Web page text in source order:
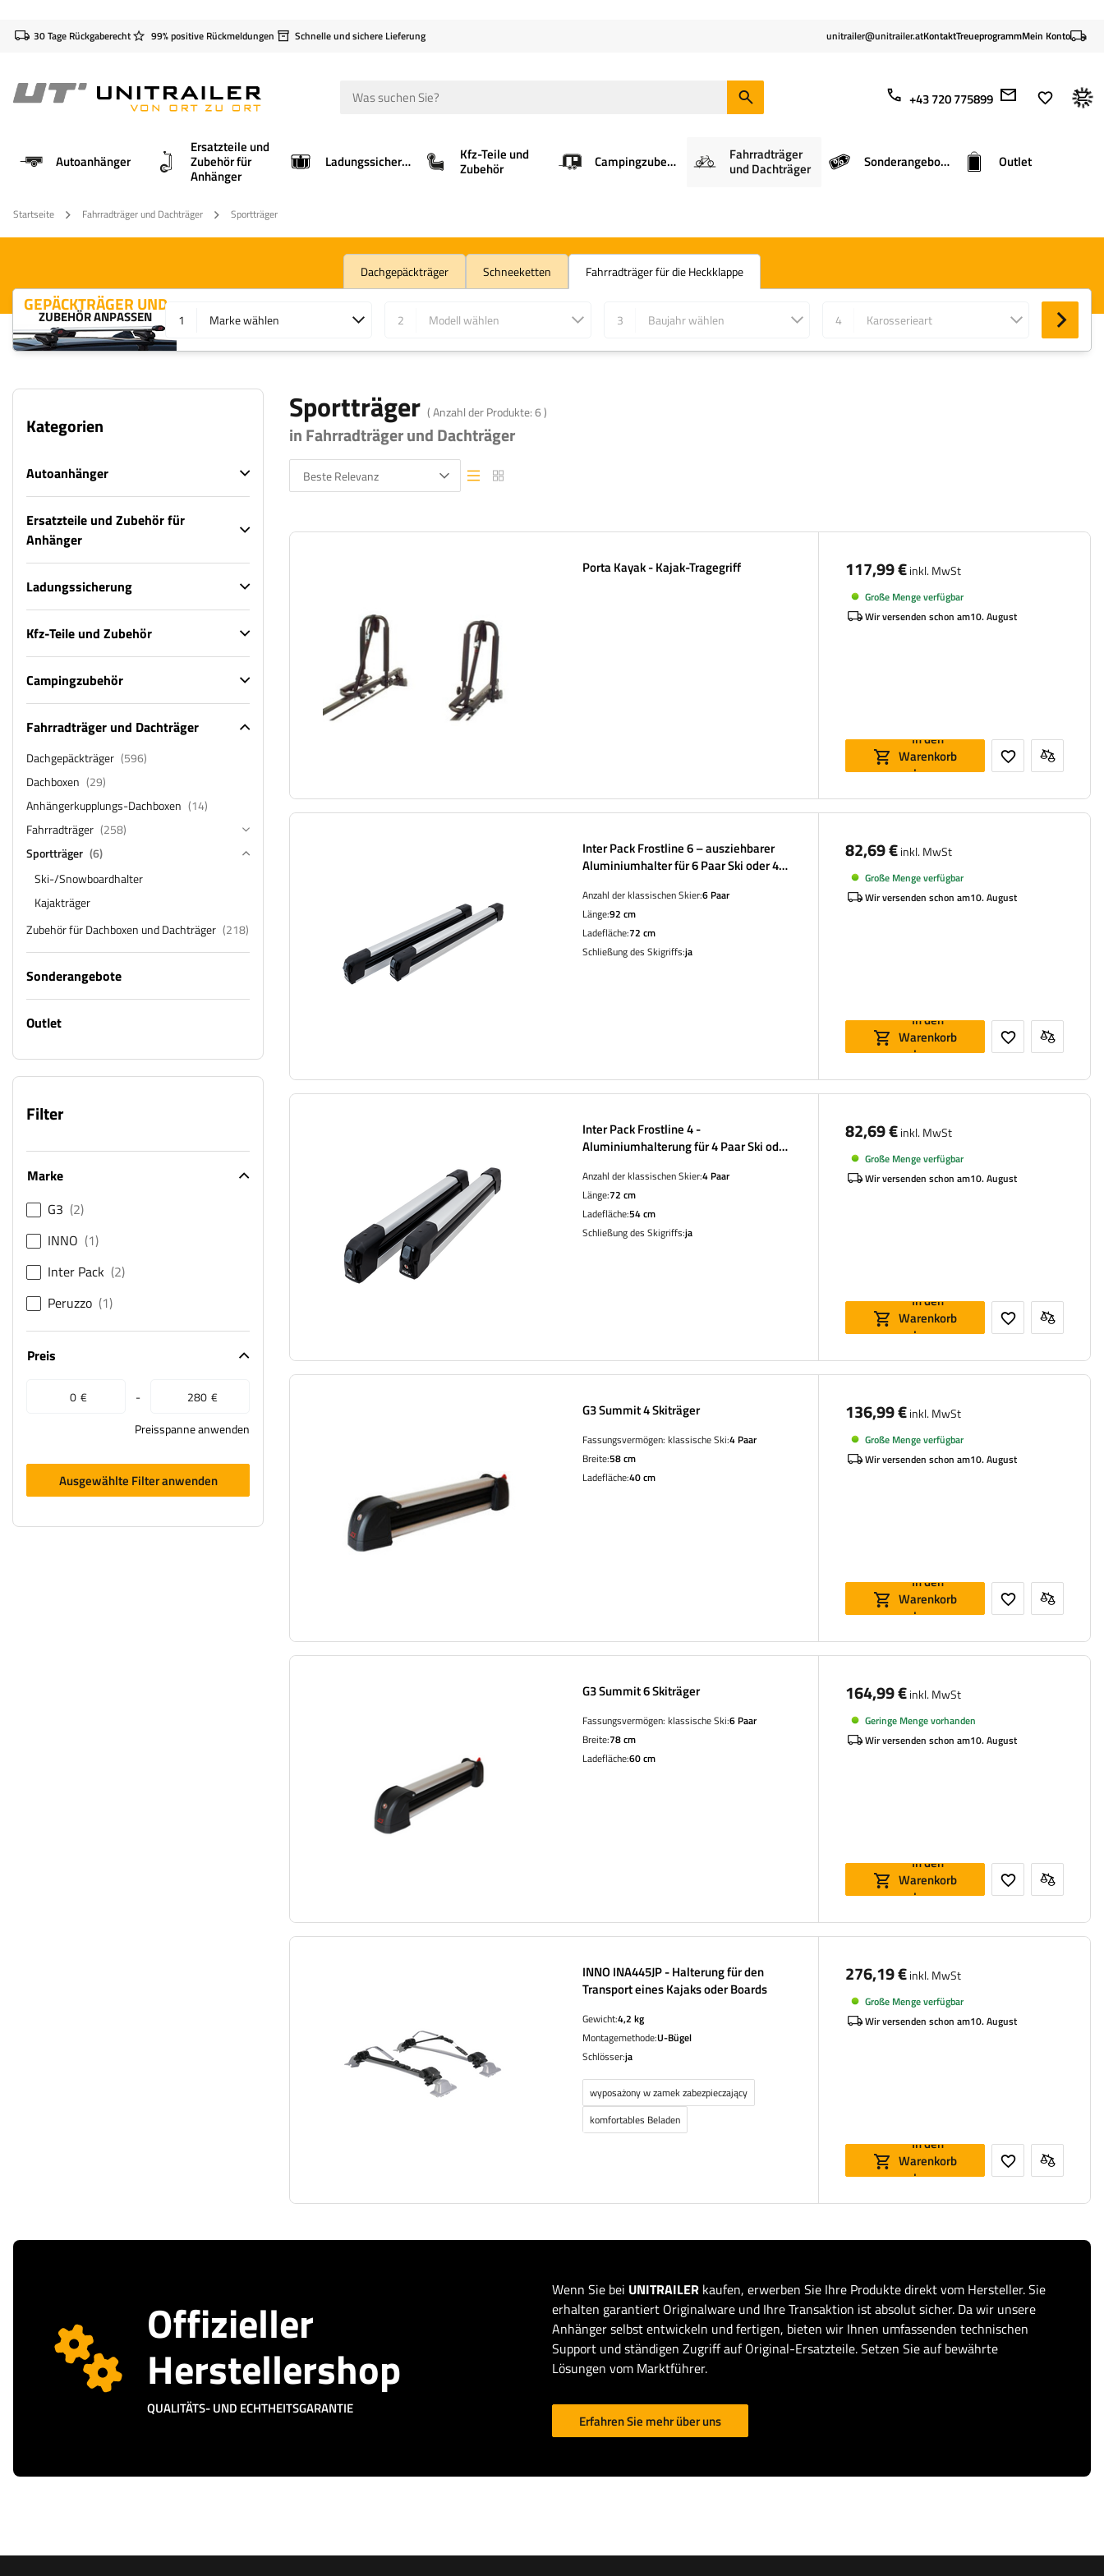
30 Tage Rückgaberecht 99% positive Rückmeldungen Schnelle und sichere Lieferung unitrailer@unitrailer.atKontaktTreueprogrammMein Konto
+43 720 775899
Autoanhänger
Ersatzteile und
Zubehör für
Anhänger
Ladungssicherung Kfz-Teile und
Zubehör Campingzubehör Fahrradträger
und Dachträger Sonderangebote Outlet
Startseite Fahrradträger und Dachträger Sportträger
Dachgepäckträger Schneeketten Fahrradträger für die Heckklappe
GEPÄCKTRÄGER UND
ZUBEHÖR ANPASSEN 1 Marke wählen 2 Modell wählen 3 Baujahr wählen 4 Karosserieart
Kategorien
Autoanhänger
Ersatzteile und Zubehör für
Anhänger
Ladungssicherung
Kfz-Teile und Zubehör
Campingzubehör
Fahrradträger und Dachträger
Dachgepäckträger (596)
Dachboxen (29)
Anhängerkupplungs-Dachboxen (14)
Fahrradträger (258)
Sportträger (6)
Ski-/Snowboardhalter
Kajakträger
Zubehör für Dachboxen und Dachträger (218)
Sonderangebote
Outlet
Filter
Marke
G3 2
INNO
1
Inter Pack 2
Peruzzo 1
Preis
€ -
€
Preisspanne anwenden
Ausgewählte Filter anwenden
Sportträger ( Anzahl der Produkte:6)
in Fahrradträger und Dachträger
Beste Relevanz Listenansicht
Listenansicht
Porta Kayak - Kajak-Tragegriff 117,99 €inkl. MwSt
Große Menge verfügbar
Wir versenden schon am10. August
In den
Warenkorb
legen
Inter Pack Frostline 6 – ausziehbarer
Aluminiumhalter für 6 Paar Ski oder 4
Anzahl der klassischen Skier:6 Paar
Länge:92 cm
Ladefläche:72 cm
Schließung des Skigriffs:ja
82,69 €inkl. MwSt
Große Menge verfügbar
Wir versenden schon am10. August
In den
Warenkorb
legen
Inter Pack Frostline 4 -
Aluminiumhalterung für 4 Paar Ski oder
Anzahl der klassischen Skier:4 Paar
Länge:72 cm
Ladefläche:54 cm
Schließung des Skigriffs:ja
82,69 €inkl. MwSt
Große Menge verfügbar
Wir versenden schon am10. August
In den
Warenkorb
legen
G3 Summit 4 Skiträger
Fassungsvermögen: klassische Ski:4 Paar
Breite:58 cm
Ladefläche:40 cm
136,99 €inkl. MwSt
Große Menge verfügbar
Wir versenden schon am10. August
In den
Warenkorb
legen
G3 Summit 6 Skiträger
Fassungsvermögen: klassische Ski:6 Paar
Breite:78 cm
Ladefläche:60 cm
164,99 €inkl. MwSt
Geringe Menge vorhanden
Wir versenden schon am10. August
In den
Warenkorb
legen
INNO INA445JP - Halterung für den
Transport eines Kajaks oder Boards
Gewicht:4,2 kg
Montagemethode:U-Bügel
Schlösser:ja
wyposażony w zamek zabezpieczający
komfortables Beladen
276,19 €inkl. MwSt
Große Menge verfügbar
Wir versenden schon am10. August
In den
Warenkorb
legen
Offizieller
Herstellershop
QUALITÄTS- UND ECHTHEITSGARANTIE
Wenn Sie bei UNITRAILER kaufen, erwerben Sie Ihre Produkte direkt vom Hersteller. Sie
erhalten garantiert Originalware und Ihre Transaktion ist absolut sicher. Da wir unsere
Anhänger selbst entwickeln und fertigen, bieten wir Ihnen umfassenden technischen
Support und ständigen Zugriff auf Original-Ersatzteile. Setzen Sie auf bewährte
Lösungen vom Marktführer.
Erfahren Sie mehr über uns